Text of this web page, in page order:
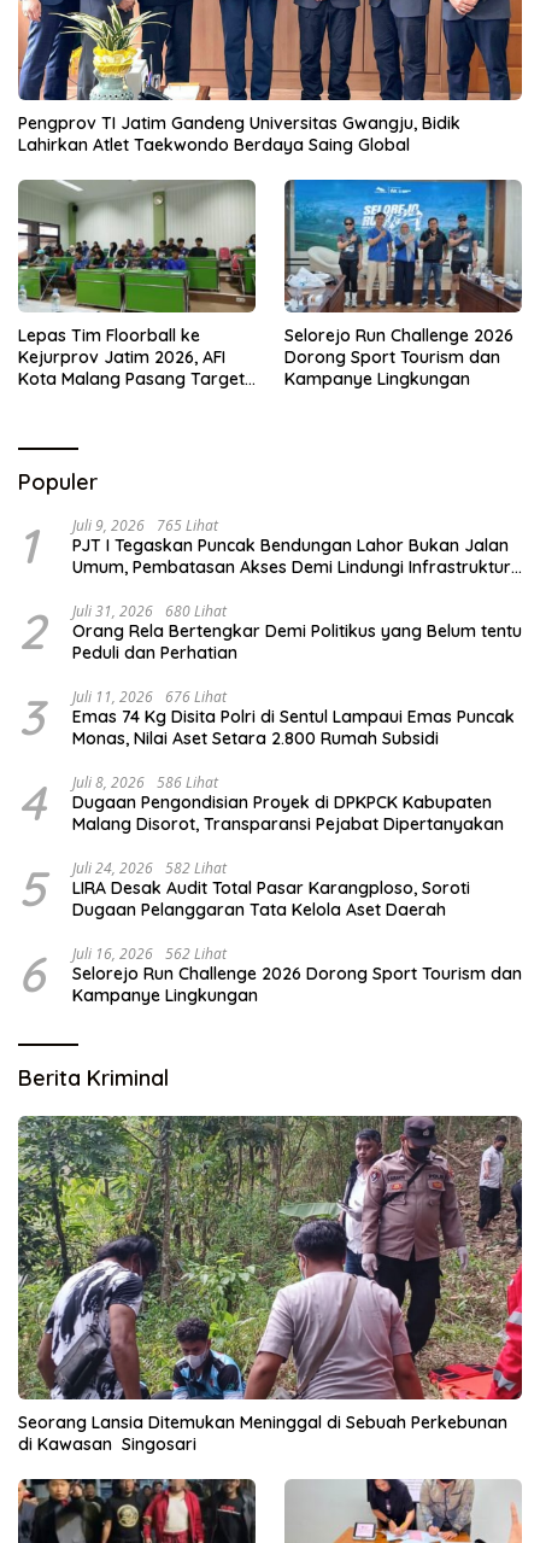
Pengprov TI Jatim Gandeng Universitas Gwangju, Bidik
Lahirkan Atlet Taekwondo Berdaya Saing Global
Lepas Tim Floorball ke
Kejurprov Jatim 2026, AFI
Kota Malang Pasang Target
Selorejo Run Challenge 2026
Dorong Sport Tourism dan
Kampanye Lingkungan
Populer
1 Juli 9, 2026 765 Lihat
PJT I Tegaskan Puncak Bendungan Lahor Bukan Jalan
Umum, Pembatasan Akses Demi Lindungi Infrastruktur
2 Juli 31, 2026 680 Lihat
Orang Rela Bertengkar Demi Politikus yang Belum tentu
Peduli dan Perhatian
3 Juli 11, 2026 676 Lihat
Emas 74 Kg Disita Polri di Sentul Lampaui Emas Puncak
Monas, Nilai Aset Setara 2.800 Rumah Subsidi
4 Juli 8, 2026 586 Lihat
Dugaan Pengondisian Proyek di DPKPCK Kabupaten
Malang Disorot, Transparansi Pejabat Dipertanyakan
5 Juli 24, 2026 582 Lihat
LIRA Desak Audit Total Pasar Karangploso, Soroti
Dugaan Pelanggaran Tata Kelola Aset Daerah
6 Juli 16, 2026 562 Lihat
Selorejo Run Challenge 2026 Dorong Sport Tourism dan
Kampanye Lingkungan
Berita Kriminal
Seorang Lansia Ditemukan Meninggal di Sebuah Perkebunan
di Kawasan Singosari